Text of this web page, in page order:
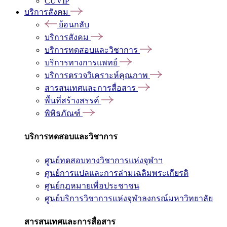
บริการสังคม
ย้อนกลับ
บริการสังคม
บริการทดสอบและวิชาการ
บริการทางการแพทย์
บริการตรวจวิเคราะห์คุณภาพ
สารสนเทศและการสื่อสาร
พื้นที่สร้างสรรค์
พิพิธภัณฑ์
บริการทดสอบและวิชาการ
ศูนย์ทดสอบทางวิชาการแห่งจุฬาฯ
ศูนย์การแปลและการล่ามเฉลิมพระเกียรติ
ศูนย์กฎหมายเพื่อประชาชน
ศูนย์บริการวิชาการแห่งจุฬาลงกรณ์มหาวิทยาลัย
สารสนเทศและการสื่อสาร